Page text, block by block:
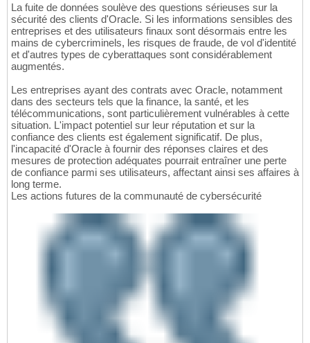
La fuite de données soulève des questions sérieuses sur la
sécurité des clients d'Oracle. Si les informations sensibles des
entreprises et des utilisateurs finaux sont désormais entre les
mains de cybercriminels, les risques de fraude, de vol d'identité
et d'autres types de cyberattaques sont considérablement
augmentés.
Les entreprises ayant des contrats avec Oracle, notamment
dans des secteurs tels que la finance, la santé, et les
télécommunications, sont particulièrement vulnérables à cette
situation. L'impact potentiel sur leur réputation et sur la
confiance des clients est également significatif. De plus,
l'incapacité d'Oracle à fournir des réponses claires et des
mesures de protection adéquates pourrait entraîner une perte
de confiance parmi ses utilisateurs, affectant ainsi ses affaires à
long terme.
Les actions futures de la communauté de cybersécurité